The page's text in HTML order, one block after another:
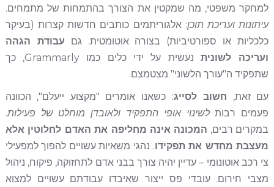
למחקר משפטי, מה שמקטין את הצורך בהתמחות של מתמחים.
עיתונות ועריכת תוכן: אלגוריתמים כותבים חדשות קצרות (בעיקר
כלכליות או ספורטיביות) בצורה אוטומטית. גם עבודת הגהה
ועריכה לשונית
נעשית על ידי כלים כמו Grammarly, כך
שתפקיד ה"עורך הלשוני" מצטמצם.
עם זאת, חשוב לסייג: כשאנו אומרים "מקצוע ייעלם", הכוונה
פעמים רבותלשינוי אופי התפקיד ולאובדן מוחלט של פעילות.
במקרים רבים, המכונה אינה מחליפה את האדם לחלוטין אלא
מעצבת מחדש את תפקידו. נהגי משאיות עשויים להפוך למפעילי
צי רכב אוטונומי – עדיין יהיה צורך בבני אדם לתחזוקה, פיקוח, ניהול
מצבי חירום. עובדי פס ייצור שאיבדו עבודתם עשויים למצוא